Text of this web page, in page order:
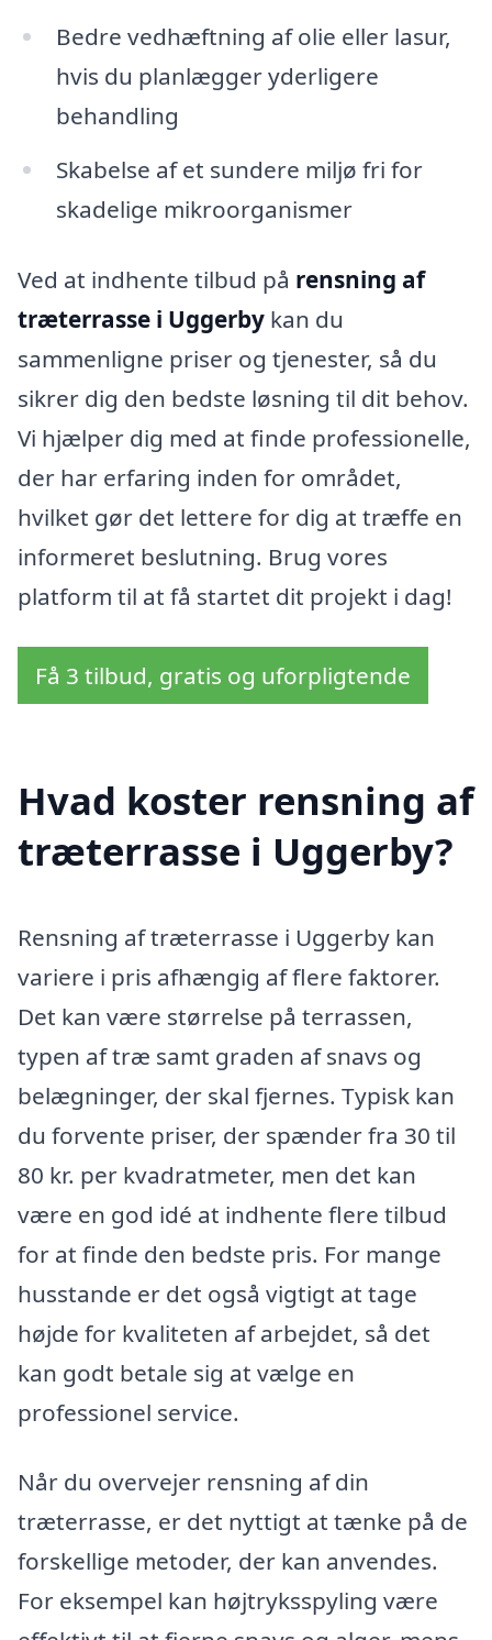
Bedre vedhæftning af olie eller lasur,
hvis du planlægger yderligere
behandling
Skabelse af et sundere miljø fri for
skadelige mikroorganismer
Ved at indhente tilbud på rensning af
træterrasse i Uggerby kan du
sammenligne priser og tjenester, så du
sikrer dig den bedste løsning til dit behov.
Vi hjælper dig med at finde professionelle,
der har erfaring inden for området,
hvilket gør det lettere for dig at træffe en
informeret beslutning. Brug vores
platform til at få startet dit projekt i dag!
Få 3 tilbud, gratis og uforpligtende
Hvad koster rensning af
træterrasse i Uggerby?
Rensning af træterrasse i Uggerby kan
variere i pris afhængig af flere faktorer.
Det kan være størrelse på terrassen,
typen af træ samt graden af snavs og
belægninger, der skal fjernes. Typisk kan
du forvente priser, der spænder fra 30 til
80 kr. per kvadratmeter, men det kan
være en god idé at indhente flere tilbud
for at finde den bedste pris. For mange
husstande er det også vigtigt at tage
højde for kvaliteten af arbejdet, så det
kan godt betale sig at vælge en
professionel service.
Når du overvejer rensning af din
træterrasse, er det nyttigt at tænke på de
forskellige metoder, der kan anvendes.
For eksempel kan højtryksspyling være